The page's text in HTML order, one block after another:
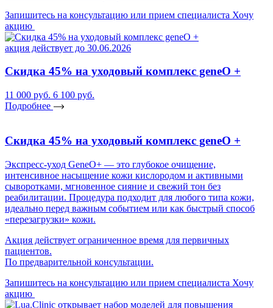
Запишитесь на консультацию или прием специалиста Хочу
акцию
акция действует до 30.06.2026
Скидка 45% на уходовый комплекс geneO +
11 000 руб. 6 100 руб.
Подробнее
Скидка 45% на уходовый комплекс geneO +
Экспресс-уход GeneO+ — это глубокое очищение,
интенсивное насыщение кожи кислородом и активными
сыворотками, мгновенное сияние и свежий тон без
реабилитации. Процедура подходит для любого типа кожи,
идеально перед важным событием или как быстрый способ
«перезагрузки» кожи.
Акция действует ограниченное время для первичных
пациентов.
По предварительной консультации.
Запишитесь на консультацию или прием специалиста Хочу
акцию